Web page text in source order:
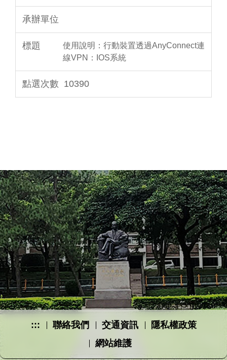
使用說明：行動裝置透過AnyConnect連
線VPN：IOS系統
10390
::: 聯絡我們 交通資訊
隱私權政策
網站維護